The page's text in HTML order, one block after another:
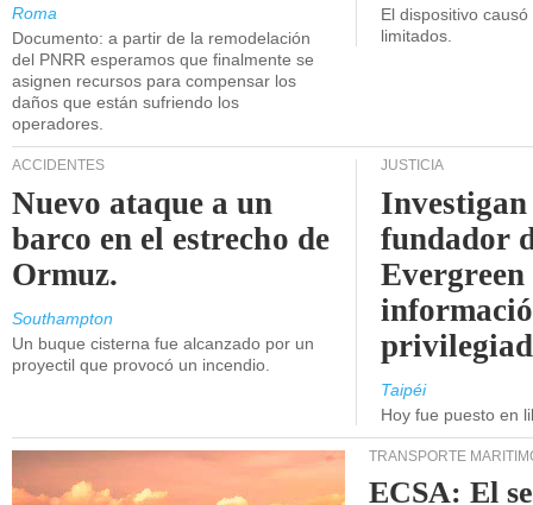
Roma
Documento: a partir de la remodelación
del PNRR esperamos que finalmente se
asignen recursos para compensar los
daños que están sufriendo los
operadores.
El dispositivo
limitados.
ACCIDENTES
Nuevo ataque a un
barco en el estrecho de
Ormuz.
Southampton
Un buque cisterna fue alcanzado por un
proyectil que provocó un incendio.
JUSTICIA
fundador
Taipéi
Hoy fue puesto en
TRANSPORTE
ECSA: El